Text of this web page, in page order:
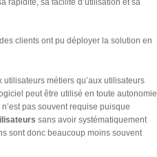
rapidité, sa facilité d’utilisation et sa
clients ont pu déployer la solution en
métiers qu’aux utilisateurs
peut être utilisé en toute autonomie
pas souvent requise puisque
sans avoir systématiquement
sont donc beaucoup moins souvent